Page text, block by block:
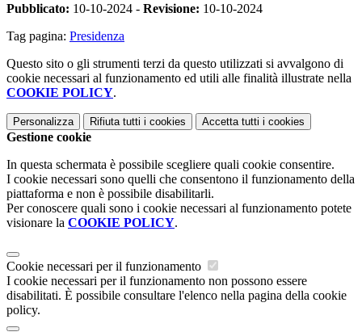
Pubblicato: 10-10-2024 - Revisione: 10-10-2024
Tag pagina: Presidenza
Questo sito o gli strumenti terzi da questo utilizzati si avvalgono di
cookie necessari al funzionamento ed utili alle finalità illustrate nella
COOKIE POLICY.
Personalizza Rifiuta tutti i cookies Accetta tutti i cookies
Gestione cookie
In questa schermata è possibile scegliere quali cookie consentire.
I cookie necessari sono quelli che consentono il funzionamento della
piattaforma e non è possibile disabilitarli.
Per conoscere quali sono i cookie necessari al funzionamento potete
visionare la COOKIE POLICY.
Cookie necessari per il funzionamento
I cookie necessari per il funzionamento non possono essere
disabilitati. È possibile consultare l'elenco nella pagina della cookie
policy.